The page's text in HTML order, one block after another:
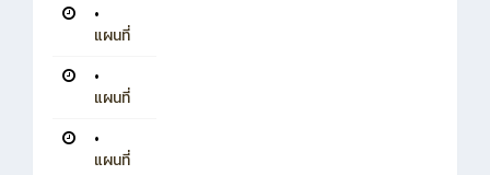
•
แผนที่
•
แผนที่
•
แผนที่